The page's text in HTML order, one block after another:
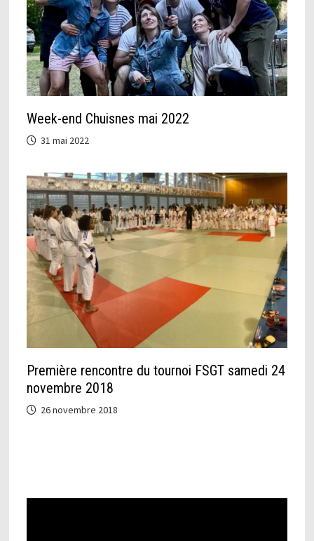
Week-end Chuisnes mai 2022
31 mai 2022
Première rencontre du tournoi FSGT samedi 24
novembre 2018
26 novembre 2018